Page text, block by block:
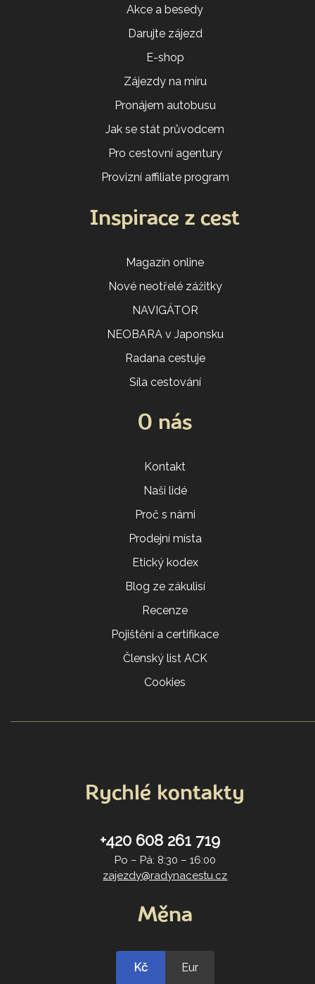
Akce a besedy
Darujte zájezd
E-shop
Zájezdy na míru
Pronájem autobusu
Jak se stát průvodcem
Pro cestovní agentury
Provizní affiliate program
Inspirace z cest
Magazín online
Nové neotřelé zážitky
NAVIGÁTOR
NEOBARA v Japonsku
Radana cestuje
Síla cestování
O nás
Kontakt
Naši lidé
Proč s námi
Prodejní místa
Etický kodex
Blog ze zákulisí
Recenze
Pojištění a certifikace
Členský list ACK
Cookies
Rychlé kontakty
+420 608 261 719
Po – Pá: 8:30 – 16:00
zajezdy@radynacestu.cz
Měna
Kč Eur